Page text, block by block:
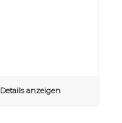
Details anzeigen